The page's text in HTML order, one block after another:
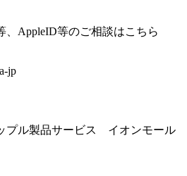
、AppleID等のご相談はこちら
jp
プル製品サービス　イオンモール